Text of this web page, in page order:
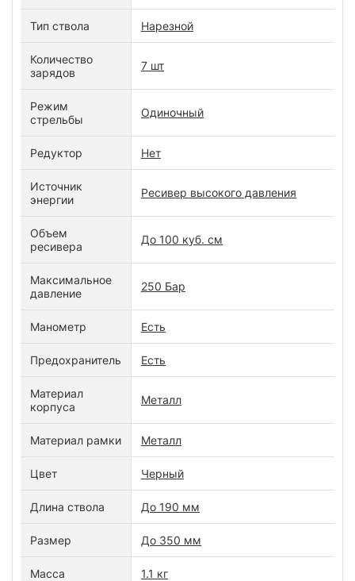
Тип ствола Нарезной
Количество
зарядов
7 шт
Режим
стрельбы
Одиночный
Редуктор Нет
Источник
энергии
Ресивер высокого давления
Объем
ресивера
До 100 куб. см
Максимальное
давление
250 Бар
Манометр Есть
Предохранитель Есть
Материал
корпуса
Металл
Материал рамки Металл
Цвет Черный
Длина ствола До 190 мм
Размер До 350 мм
Масса 1.1 кг